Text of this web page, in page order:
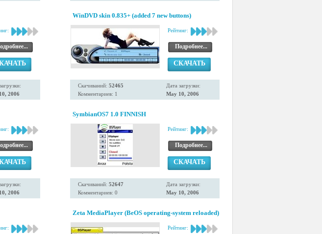
2006
WinDVD skin 0.835+ (added 7 new buttons)
Рейтинг:
Подробнее...
СКАЧАТЬ
Скачиваний: 52465
Комментариев: 1
Дата загрузки:
May 10, 2006
2006
SymbianOS7 1.0 FINNISH
Рейтинг:
Подробнее...
СКАЧАТЬ
Скачиваний: 52647
Комментариев: 0
Дата загрузки:
May 10, 2006
Zeta MediaPlayer (BeOS operating-system reloaded)
Рейтинг: